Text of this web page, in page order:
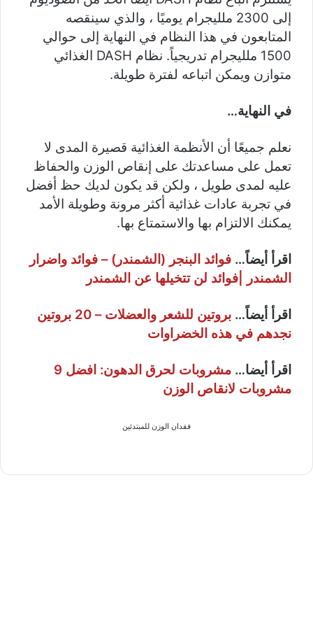
إلى 2300 ملليجرام يوميًا ، والذي سينقصه
المتابعون في هذا النظام في النهاية إلى حوالي
1500 ملليجرام تدريجياً. نظام DASH الغذائي
متوازن ويمكن اتباعه لفترة طويلة.
في النهاية…
نعلم جميعًا أن الأنظمة الغذائية قصيرة المدى لا
تعمل على مساعدتك على إنقاص الوزن والحفاظ
عليه لمدى طويل ، ولكن قد يكون لديك حظ أفضل
في تجربة عادات غذائية أكثر مرونة وطويلة الأمد
يمكنك الالتزام بها والاستمتاع بها.
اقرأ أيضاً… فوائد البنجر (الشمندر) – فوائد واضرار
الشمندر |فوائد لن تتخيلها عن الشمندر
اقرأ أيضاً…
بروتين للشعر والعضلات – 20 بروتين
نجدهم في هذه الخضراوات
اقرأ أيضا…
مشروبات لحرق الدهون: افضل 9
مشروبات لانقاص الوزن
فقدان الوزن للمبتدئين